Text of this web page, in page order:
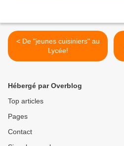
< De "jeunes cuisiniers" au
Lycée!
Hébergé par Overblog
Top articles
Pages
Contact